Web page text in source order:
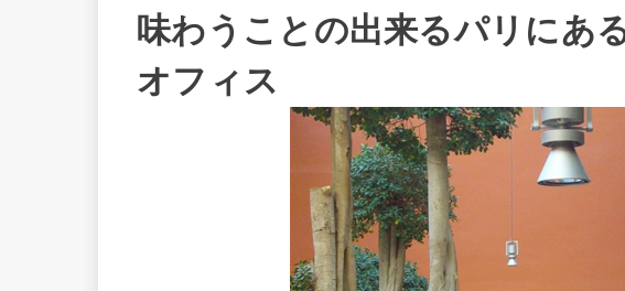
味わうことの出来るパリにあ
オフィス